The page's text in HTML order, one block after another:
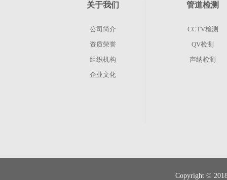
Copyright ©
关于我们
公司简介
资质荣誉
组织机构
企业文化
管道检测
CCTV检测
QV检测
声纳检测